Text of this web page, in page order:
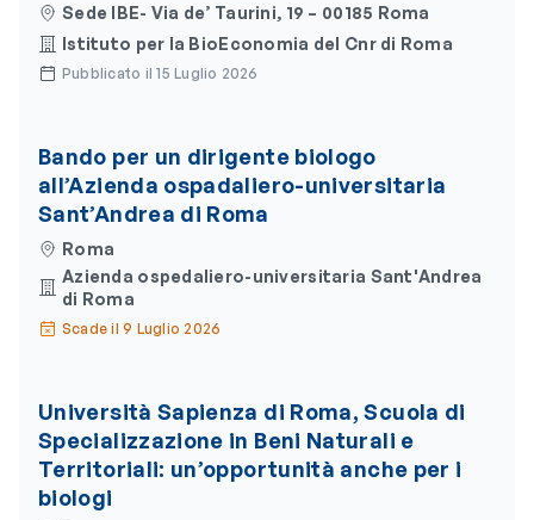
Sede IBE- Via de’ Taurini, 19 – 00185 Roma
Istituto per la BioEconomia del Cnr di Roma
Pubblicato il 15 Luglio 2026
Bando per un dirigente biologo
all’Azienda ospadaliero-universitaria
Sant’Andrea di Roma
Roma
Azienda ospedaliero-universitaria Sant'Andrea
di Roma
Scade il 9 Luglio 2026
Università Sapienza di Roma, Scuola di
Specializzazione in Beni Naturali e
Territoriali: un’opportunità anche per i
biologi